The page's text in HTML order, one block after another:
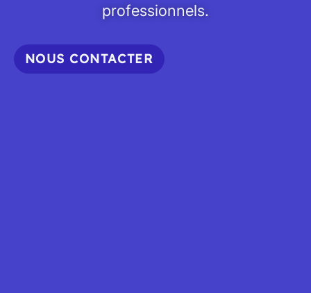
professionnels.
NOUS CONTACTER